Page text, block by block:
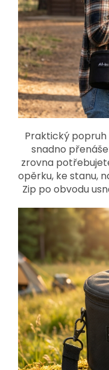
Praktický popruh
snadno
zrovna
opěrku, ke stanu,
Zip po obvodu